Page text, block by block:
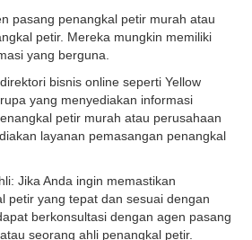
pasang penangkal petir murah atau
petir. Mereka mungkin memiliki
yang berguna.
bisnis online seperti Yellow
yang menyediakan informasi
petir murah atau perusahaan
layanan pemasangan penangkal
Jika Anda ingin memastikan
petir yang tepat dan sesuai dengan
berkonsultasi dengan agen pasang
seorang ahli penangkal petir.